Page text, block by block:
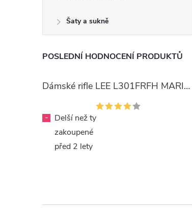
Šaty a sukně
POSLEDNÍ HODNOCENÍ PRODUKTŮ
Dámské rifle LEE L301FRFH MARION STRAIGHT RINSE
-
Delší než ty
zakoupené
před 2 lety